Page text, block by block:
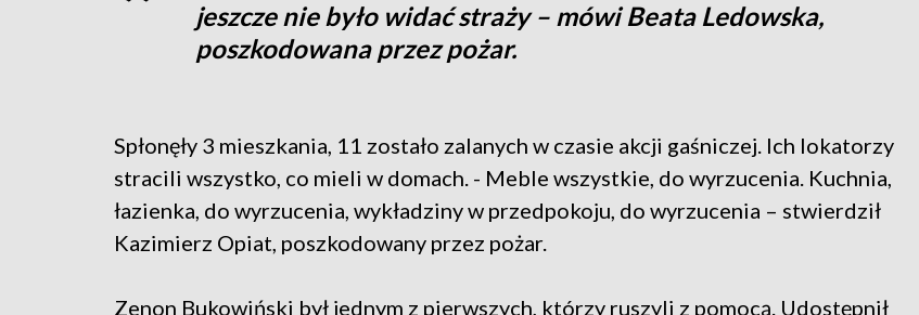
jeszcze nie było widać straży – mówi Beata Ledowska,
poszkodowana przez pożar.
Spłonęły 3 mieszkania, 11 zostało zalanych w czasie akcji gaśniczej. Ich lokatorzy
stracili wszystko, co mieli w domach. - Meble wszystkie, do wyrzucenia. Kuchnia,
łazienka, do wyrzucenia, wykładziny w przedpokoju, do wyrzucenia – stwierdził
Kazimierz Opiat, poszkodowany przez pożar.
Zenon Bukowiński był jednym z pierwszych, którzy ruszyli z pomocą. Udostępnił